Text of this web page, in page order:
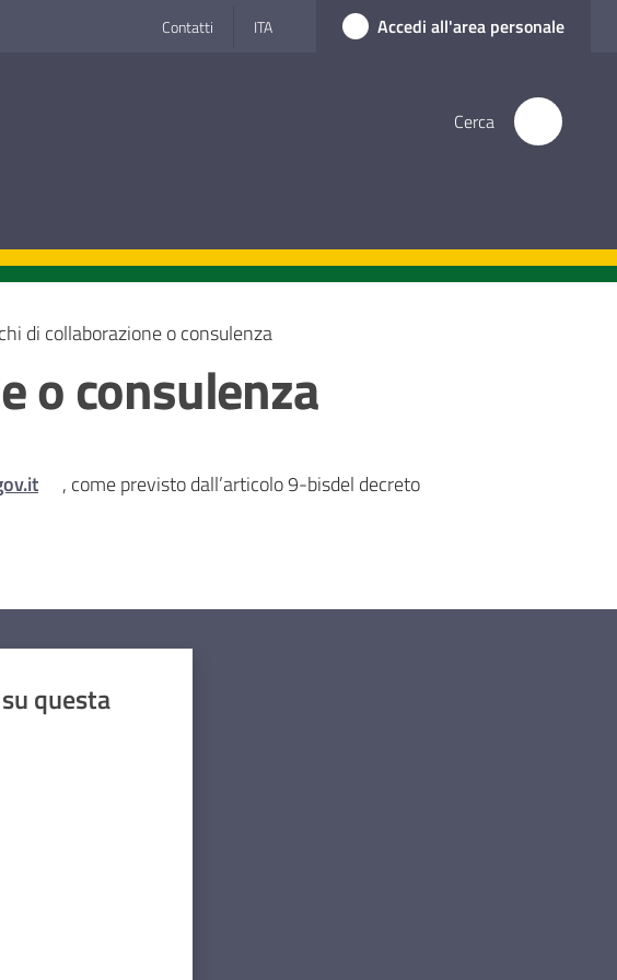
Contatti ITA Accedi all'area personale
Cerca
di collaborazione o consulenza
o consulenza
, come previsto dall’articolo 9-bisdel decreto
questa